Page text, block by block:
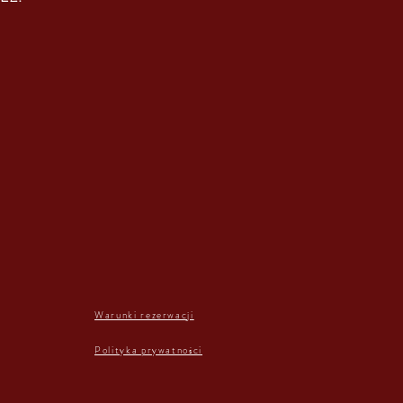
Warunki rezerwacji
Polityka prywatności